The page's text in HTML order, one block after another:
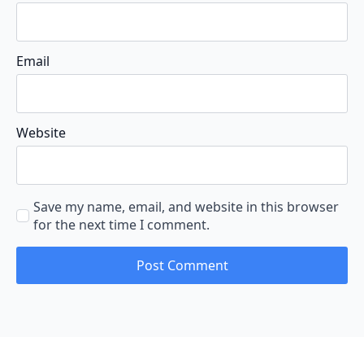
Email
Website
Save my name, email, and website in this browser
for the next time I comment.